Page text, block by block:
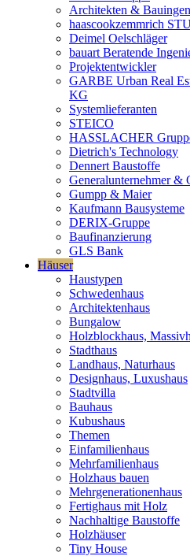
Architekten &
haascookzemmrich
Deimel Oelschläger
bauart Beratende
Projektentwickler
GARBE Urban Real
KG
Systemlieferanten
STEICO
HASSLACHER
Dietrich's Technology
Dennert Baustoffe
Generalunternehmer &
Gumpp & Maier
Kaufmann Bausysteme
DERIX-Gruppe
Baufinanzierung
GLS Bank
Häuser
Haustypen
Schwedenhaus
Architektenhaus
Bungalow
Holzblockhaus,
Stadthaus
Landhaus, Naturhaus
Designhaus, Luxushaus
Stadtvilla
Bauhaus
Kubushaus
Themen
Einfamilienhaus
Mehrfamilienhaus
Holzhaus bauen
Mehrgenerationenhaus
Fertighaus mit Holz
Nachhaltige Baustoffe
Holzhäuser
Tiny House